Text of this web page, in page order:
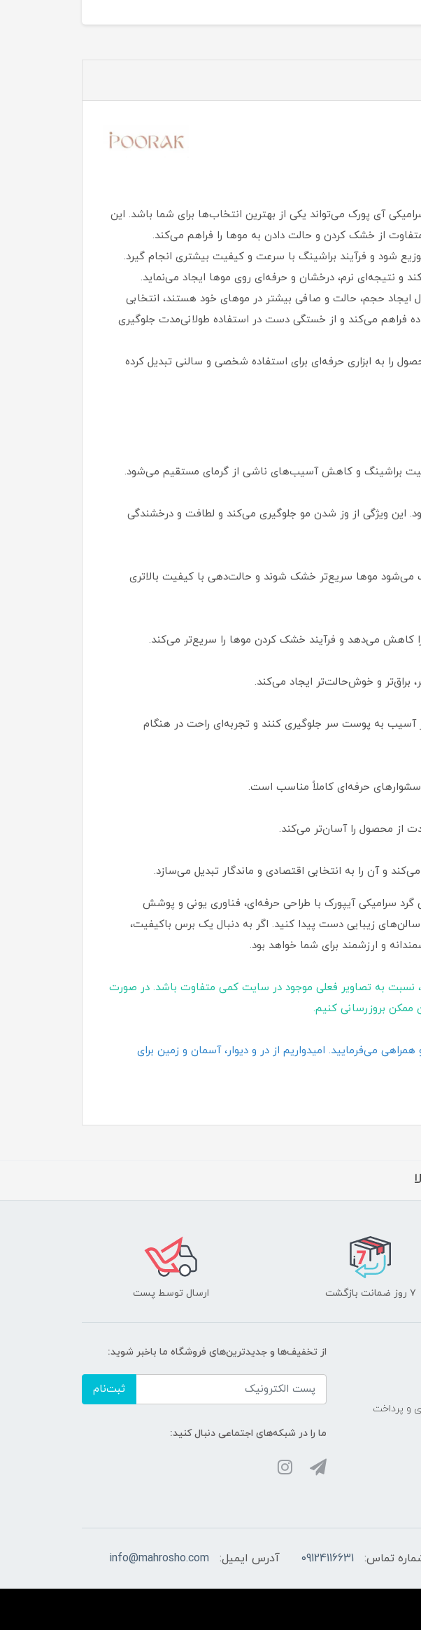
آی پورک می‌تواند یکی از بهترین انتخاب‌ها برای شما باشد. این
و فرآیند براشینگ با سرعت و کیفیت بیشتری انجام گیرد.
نرم، درخشان و حرفه‌ای روی موها ایجاد می‌نماید.
ایجاد حجم، حالت و صافی بیشتر در موهای خود هستند، انتخابی
فراهم می‌کند و از خستگی دست در استفاده طولانی‌مدت جلوگیری
متریال بادوام، این محصول را به ابزاری حرفه‌ای برای استفاده شخصی و سالنی تبدیل کرده
براشینگ و کاهش آسیب‌های ناشی از گرمای مستقیم می‌شود.
ویژگی از وز شدن مو جلوگیری می‌کند و لطافت و درخشندگی
موها سریع‌تر خشک شوند و حالت‌دهی با کیفیت بالاتری
کاهش می‌دهد و فرآیند خشک کردن موها را سریع‌تر می‌کند.
و خوش‌حالت‌تر ایجاد می‌کند.
آسیب به پوست سر جلوگیری کنند و تجربه‌ای راحت در هنگام
از محصول را آسان‌تر می‌کند.
و آن را به انتخابی اقتصادی و ماندگار تبدیل می‌سازد.
سرامیکی آیپورک با طراحی حرفه‌ای، فناوری یونی و پوشش
زیبایی دست پیدا کنید. اگر به دنبال یک برس باکیفیت،
و ارزشمند برای شما خواهد بود.
به تصاویر فعلی موجود در سایت کمی متفاوت باشد. در صورت
ممکن بروزرسانی کنیم.
می‌فرمایید. امیدواریم از در و دیوار، آسمان و زمین برای
۷ روز ضمانت بازگشت ارسال توسط پست
و پرداخت
از تخفیف‌ها و جدیدترین‌های فروشگاه ما باخبر شوید:
ثبت‌نام
ما را در شبکه‌های اجتماعی دنبال کنید:
تماس: 09124116631 آدرس ایمیل: info@mahrosho.com